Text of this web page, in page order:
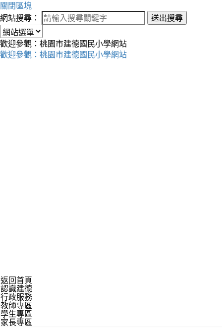
關閉區塊
網站搜尋：
送出搜尋
歡迎參觀：桃園市建德國民小學網站
歡迎參觀：桃園市建德國民小學網站
返回首頁
認識建德
行政服務
教師專區
學生專區
家長專區